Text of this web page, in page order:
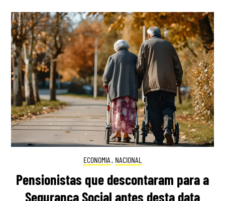
ECONOMIA , NACIONAL
Pensionistas que descontaram para a
Segurança Social antes desta data